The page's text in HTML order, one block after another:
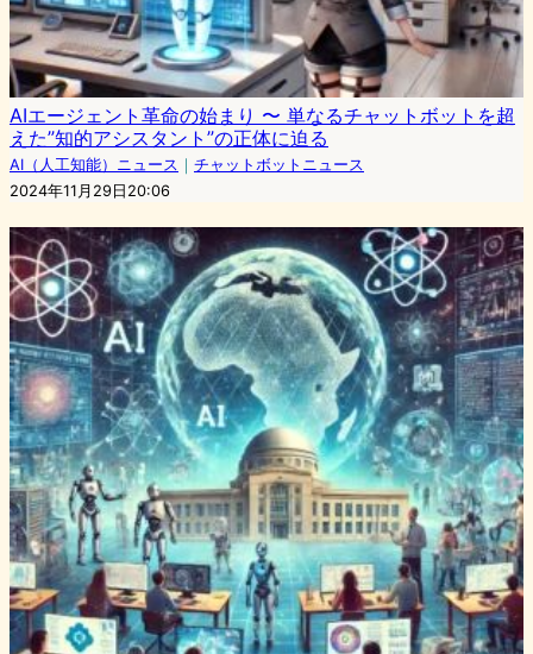
AIエージェント革命の始まり 〜 単なるチャットボットを超
えた”知的アシスタント”の正体に迫る
AI（人工知能）ニュース ｜ チャットボットニュース
2024年11月29日20:06